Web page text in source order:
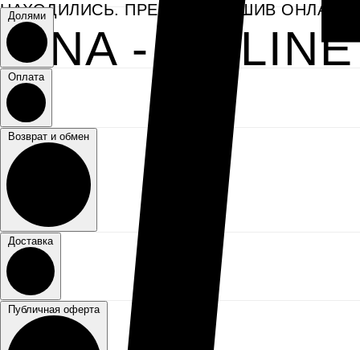
НАХОДИЛИСЬ. ПРЕМИУМ ПОШИВ ОНЛАЙН
KINA -
Долями
Оплата
Возврат и обмен
Доставка
Публичная оферта